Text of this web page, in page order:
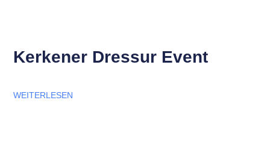
Kerkener Dressur Event
WEITERLESEN